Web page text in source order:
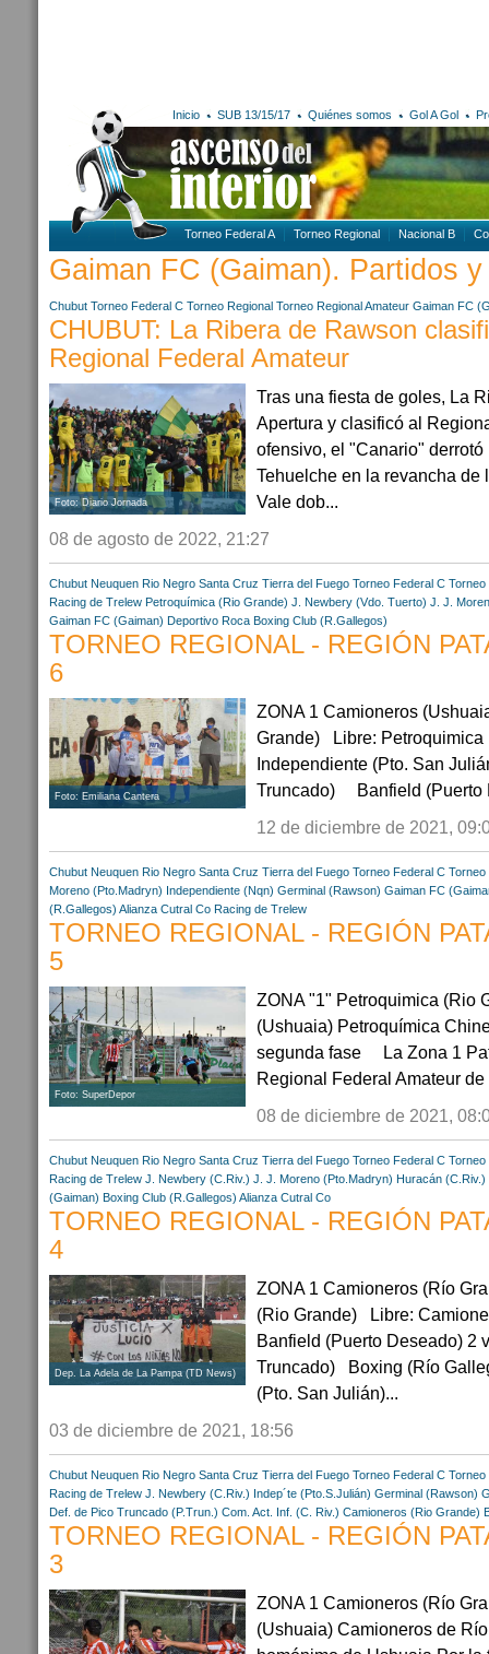
Inicio SUB 13/15/17 Quiénes somos Gol A Gol
Torneo Federal A Torneo Regional Nacional B
Gaiman FC (Gaiman). Partidos
Chubut Torneo Federal C Torneo Regional Torneo Regional Amateur Gaiman FC
CHUBUT: La Ribera de Rawson
Regional Federal Amateur
Foto: Diario Jornada
Tras una fiesta de goles, La
Apertura y clasificó al
ofensivo, el "Canario"
Tehuelche en la revancha
Vale dob...
08 de agosto de 2022, 21:27
Chubut Neuquen Rio Negro Santa Cruz Tierra del Fuego Torneo Federal C Torneo
Racing de Trelew Petroquímica (Rio Grande) J. Newbery (Vdo. Tuerto) J. J.
Gaiman FC (Gaiman) Deportivo Roca Boxing Club (R.Gallegos)
TORNEO REGIONAL - REGIÓN
6
Foto: Emiliana Cantera
ZONA 1 Camioneros
Grande) Libre:
Independiente (Pto. San
Truncado) Banfield (Puerto
12 de diciembre de 2021,
Chubut Neuquen Rio Negro Santa Cruz Tierra del Fuego Torneo Federal C Torneo
Moreno (Pto.Madryn) Independiente (Nqn) Germinal (Rawson) Gaiman FC
(R.Gallegos) Alianza Cutral Co Racing de Trelew
TORNEO REGIONAL - REGIÓN
5
Foto: SuperDepor
ZONA "1" Petroquimica (Rio
(Ushuaia) Petroquímica
segunda fase La Zona 1
Regional Federal Amateur
08 de diciembre de 2021,
Chubut Neuquen Rio Negro Santa Cruz Tierra del Fuego Torneo Federal C Torneo
Racing de Trelew J. Newbery (C.Riv.) J. J. Moreno (Pto.Madryn) Huracán (C.Riv.)
(Gaiman) Boxing Club (R.Gallegos) Alianza Cutral Co
TORNEO REGIONAL - REGIÓN
4
Dep. La Adela de La Pampa (TD News)
ZONA 1 Camioneros (Río
(Rio Grande) Libre:
Banfield (Puerto Deseado) 2
Truncado) Boxing (Río
(Pto. San Julián)...
03 de diciembre de 2021, 18:56
Chubut Neuquen Rio Negro Santa Cruz Tierra del Fuego Torneo Federal C Torneo
Racing de Trelew J. Newbery (C.Riv.) Indep´te (Pto.S.Julián) Germinal (Rawson)
Def. de Pico Truncado (P.Trun.) Com. Act. Inf. (C. Riv.) Camioneros (Rio Grande)
TORNEO REGIONAL - REGIÓN
3
ZONA 1 Camioneros (Río
(Ushuaia) Camioneros de